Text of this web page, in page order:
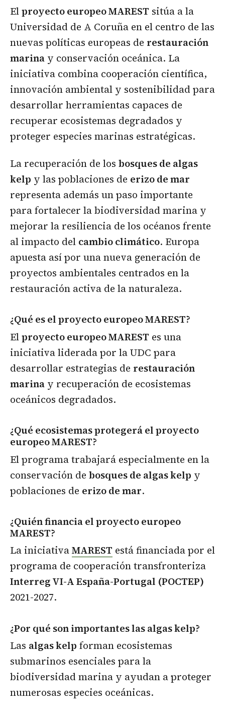
Elproyecto europeo MAREST sitúa a la
Universidad de A Coruña en el centro de las
nuevas políticas europeas de restauración
marina y conservación oceánica. La
iniciativa combina cooperación científica,
innovación ambiental y sostenibilidad para
desarrollar herramientas capaces de
recuperar ecosistemas degradados y
proteger especies marinas estratégicas.
La recuperación de los bosques de algas
kelp y las poblaciones de erizo de mar
representa además un paso importante
para fortalecer la biodiversidad marina y
mejorar la resiliencia de los océanos frente
al impacto del cambio climático. Europa
apuesta así por una nueva generación de
proyectos ambientales centrados en la
restauración activa de la naturaleza.
¿Qué es el proyecto europeo MAREST?
Elproyecto europeo MAREST es una
iniciativa liderada por la UDC para
desarrollar estrategias de restauración
marina y recuperación de ecosistemas
oceánicos degradados.
¿Qué ecosistemas protegerá el proyecto
europeo MAREST?
El programa trabajará especialmente en la
conservación de bosques de algas kelp y
poblaciones de erizo de mar.
¿Quién financia el proyecto europeo
MAREST?
La iniciativaMAREST está financiada por el
programa de cooperación transfronteriza
Interreg VI-A España-Portugal (POCTEP)
2021-2027.
¿Por qué son importantes las algas kelp?
Las algas kelp forman ecosistemas
submarinos esenciales para la
biodiversidad marina y ayudan a proteger
numerosas especies oceánicas.